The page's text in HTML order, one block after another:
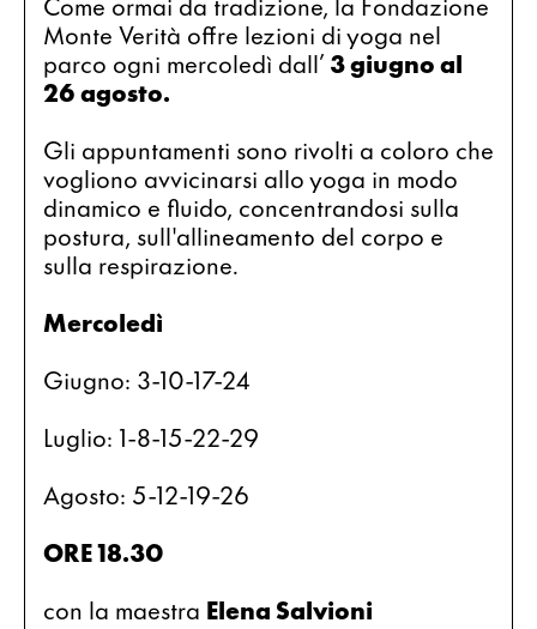
Monte Verità offre lezioni di yoga nel
parco ogni mercoledì dall’ 3 giugno al
26 agosto.
Gli appuntamenti sono rivolti a coloro che
vogliono avvicinarsi allo yoga in modo
dinamico e fluido, concentrandosi sulla
postura, sull'allineamento del corpo e
sulla respirazione.
Mercoledì
Giugno: 3-10-17-24
Luglio: 1-8-15-22-29
Agosto: 5-12-19-26
ORE 18.30
con la maestra Elena Salvioni